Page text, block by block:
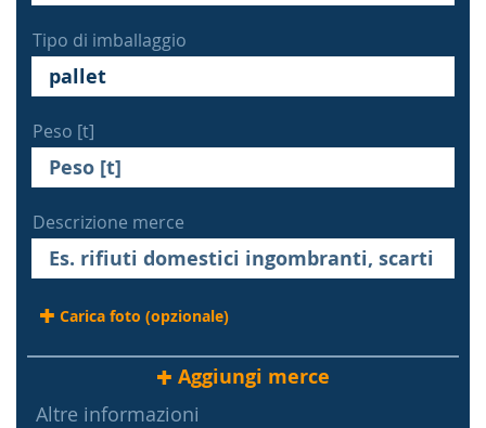
Tipo di imballaggio
Peso [t]
Descrizione merce
Carica foto (opzionale)
Aggiungi merce
Altre informazioni